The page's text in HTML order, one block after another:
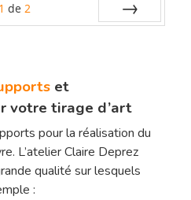
1 de 2
et
votre tirage d’art
pour la réalisation du
L’atelier Claire Deprez
qualité sur lesquels
: